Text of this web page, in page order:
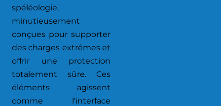
spéléologie,
minutieusement
conçues pour supporter
des charges extrêmes et
offrir une protection
totalement sûre. Ces
éléments agissent
comme l'interface